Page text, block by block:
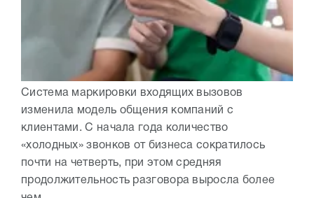
Система маркировки входящих вызовов
изменила модель общения компаний с
клиентами. С начала года количество
«холодных» звонков от бизнеса сократилось
почти на четверть, при этом средняя
продолжительность разговора выросла более